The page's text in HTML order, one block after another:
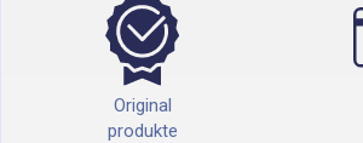
Original
produkte